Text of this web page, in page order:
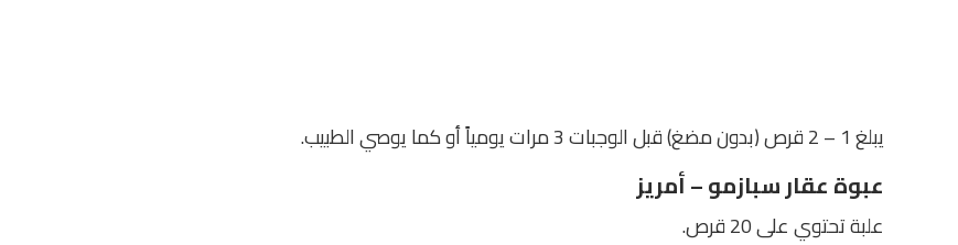
يبلغ 1 – 2 قرص (بدون مضغ) قبل الوجبات 3 مرات يومياً أو كما يوصي الطبيب.
عبوة عقار سبازمو – أمريز
علبة تحتوي على 20 قرص.